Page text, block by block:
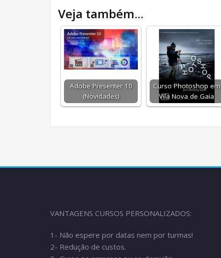
Veja também...
Adobe Presenter 10
(Novidades)
Curso Photoshop em
Vila Nova de Gaia
VANTAGENS CURSOS PERSONALIZADOS:
1- Não espere por datas nem por turmas!
2- Redução de custos.